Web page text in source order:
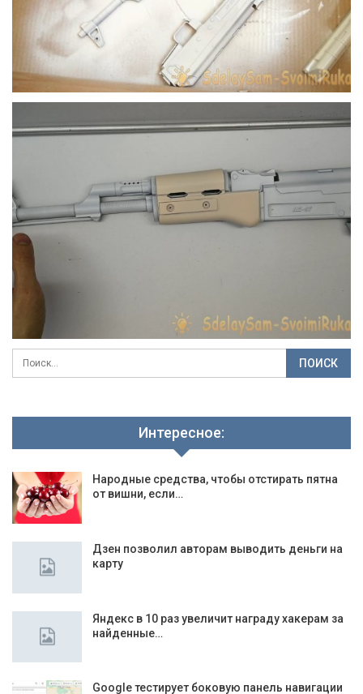
Интересное:
Народные средства, чтобы отстирать пятна
от вишни, если…
Дзен позволил авторам выводить деньги на
карту
Яндекс в 10 раз увеличит награду хакерам за
найденные…
Google тестирует боковую панель навигации